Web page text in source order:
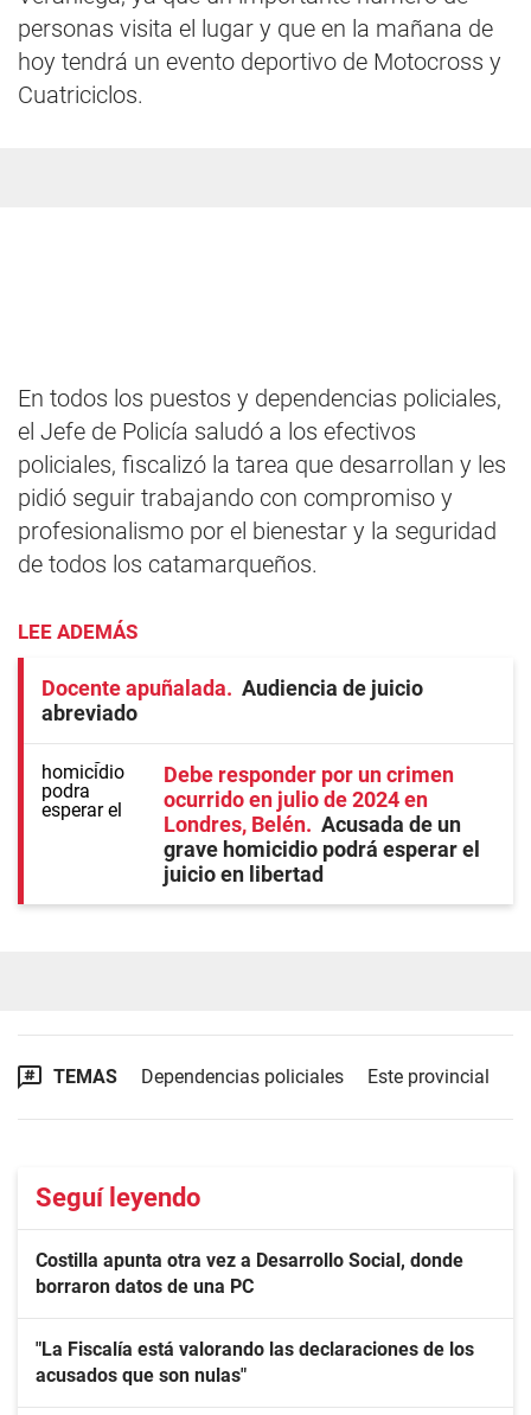
personas visita el lugar y que en la mañana de
hoy tendrá un evento deportivo de Motocross y
Cuatriciclos.
En todos los puestos y dependencias policiales,
el Jefe de Policía saludó a los efectivos
policiales, fiscalizó la tarea que desarrollan y les
pidió seguir trabajando con compromiso y
profesionalismo por el bienestar y la seguridad
de todos los catamarqueños.
LEE ADEMÁS
Docente apuñalada
Audiencia de juicio
abreviado
Debe responder por un crimen
ocurrido en julio de 2024 en
Londres, Belén
Acusada de un
grave homicidio podrá esperar el
juicio en libertad
TEMAS Dependencias policiales Este provincial
Seguí leyendo
Costilla apunta otra vez a Desarrollo Social, donde
borraron datos de una PC
"La Fiscalía está valorando las declaraciones de los
acusados que son nulas"